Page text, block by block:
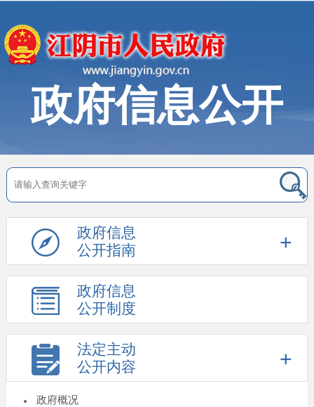
政府信息公开
政府信息
公开指南
政府信息
公开制度
法定主动
公开内容
政府概况